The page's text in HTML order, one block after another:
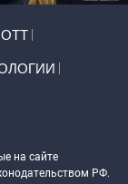
ОТТ
на сайте
РФ.